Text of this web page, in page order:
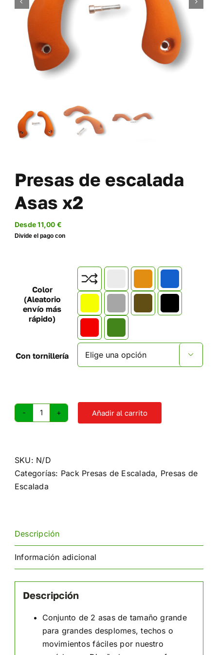
SOBRE NOSOTROS
CARRITO
Presas de escalada
Asas x2
Desde 11,00 €
Color
(Aleatorio
envío más
rápido)
Con tornillería 
Presas
Asas
x2
cantidad
Añadir al carrito
SKU: N/D
Categorías: Pack Presas de Escalada, Presas de
Escalada
Descripción
Información adicional
Descripción
Conjunto de 2 asas de tamaño grande
para grandes desplomes, techos o
movimientos fáciles por nuestro